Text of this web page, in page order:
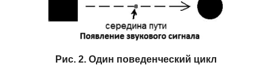
Рис. 2. Один поведенческий цикл